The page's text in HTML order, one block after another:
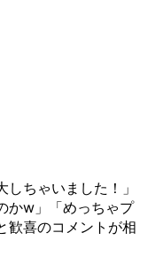
ちゃいました！」
かw」「めっちゃプ
歓喜のコメントが相